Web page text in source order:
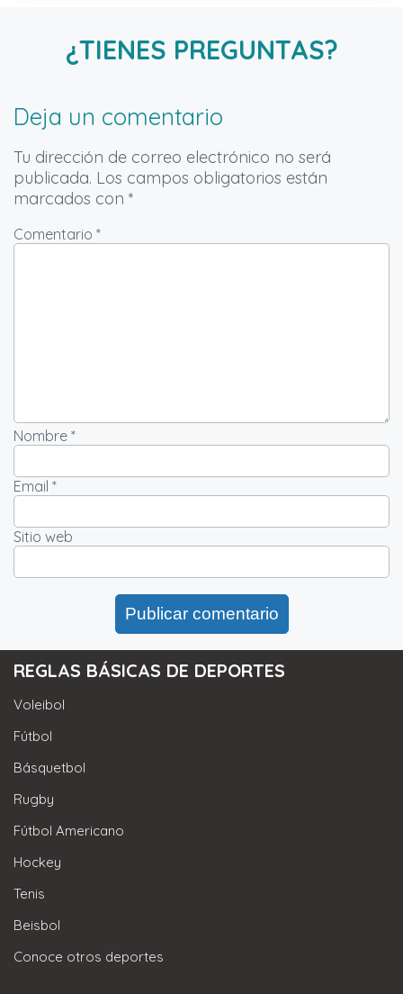
¿TIENES PREGUNTAS?
Deja un comentario
Tu dirección de correo electrónico no será
publicada. Los campos obligatorios están
marcados con *
Comentario *
Nombre *
Email *
Sitio web
REGLAS BÁSICAS DE DEPORTES
Voleibol
Fútbol
Básquetbol
Rugby
Fútbol Americano
Hockey
Tenis
Beisbol
Conoce otros deportes